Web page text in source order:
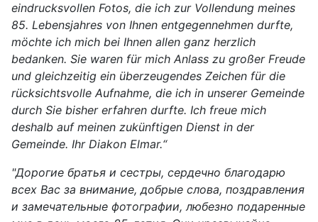
eindrucksvollen Fotos, die ich zur Vollendung meines
85. Lebensjahres von Ihnen entgegennehmen durfte,
möchte ich mich bei Ihnen allen ganz herzlich
bedanken. Sie waren für mich Anlass zu großer Freude
und gleichzeitig ein überzeugendes Zeichen für die
rücksichtsvolle Aufnahme, die ich in unserer Gemeinde
durch Sie bisher erfahren durfte. Ich freue mich
deshalb auf meinen zukünftigen Dienst in der
Gemeinde. Ihr Diakon Elmar.“
"Дорогие братья и сестры, сердечно благодарю
всех Вас за внимание, добрые слова, поздравления
и замечательные фотографии, любезно подаренные